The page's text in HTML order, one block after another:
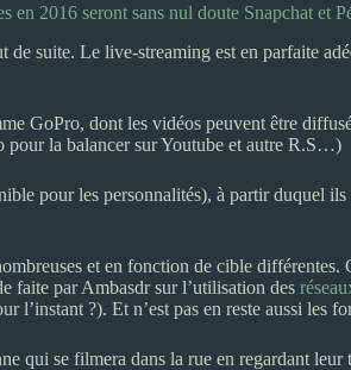
2016 seront sans nul doute Snapchat et
de suite. Le live-streaming est en parfaite
GoPro, dont les vidéos peuvent être
pour la balancer sur Youtube et autre R.S…)
pour les personnalités), à partir duquel
et en fonction de cible
faite par Ambasdr sur l’utilisation des
l’instant ?). Et n’est pas en reste aussi les
qui se filmera dans la rue en regardant leur